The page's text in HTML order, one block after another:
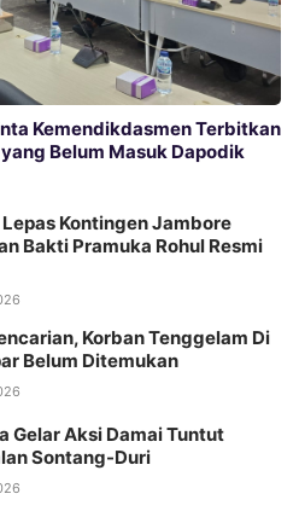
Kemendikdasmen Terbitkan
Belum Masuk Dapodik
Kontingen Jambore
Bakti Pramuka Rohul Resmi
Korban Tenggelam Di
Belum Ditemukan
Gelar Aksi Damai Tuntut
Sontang-Duri